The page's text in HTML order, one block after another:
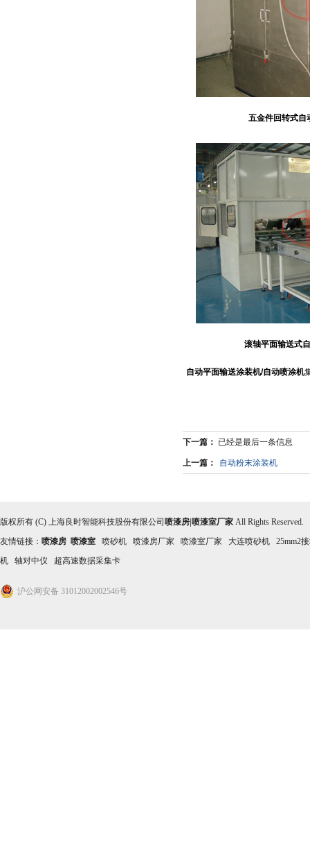
五金件回转式自
滚轴平面输送式
自动平面输送涂装机/自动喷涂机
下一篇： 已经是最后一条信息
上一篇： 自动粉末涂装机
版权所有 (C) 上海良时智能科技股份有限公司 喷漆房|喷漆室厂家 All Rights
友情链接： 喷漆房 喷漆室 喷砂机 喷漆房厂家 喷漆室厂家 大连喷砂机
25mm2
机
轴对中仪 超高速数据采集卡
沪公网安备 31012002002546号